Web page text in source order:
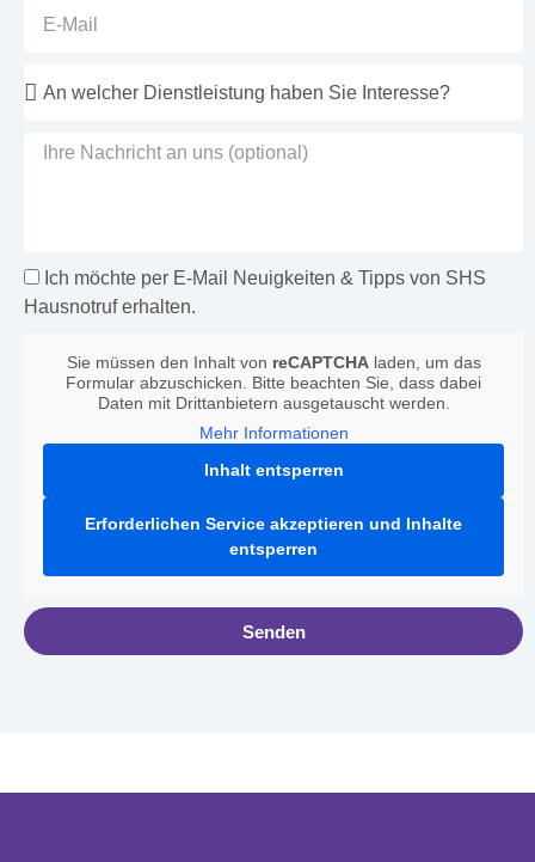
Ich möchte per E-Mail Neuigkeiten & Tipps von SHS
Hausnotruf erhalten.
Sie müssen den Inhalt von reCAPTCHAladen, um das
Formular abzuschicken. Bitte beachten Sie, dass dabei
Daten mit Drittanbietern ausgetauscht werden.
Mehr Informationen
Inhalt entsperren
Erforderlichen Service akzeptieren und Inhalte
entsperren
Senden